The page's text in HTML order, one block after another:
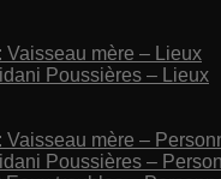
Vaisseau mère – Lieux
Poussières – Lieux
Vaisseau mère –
Poussières –